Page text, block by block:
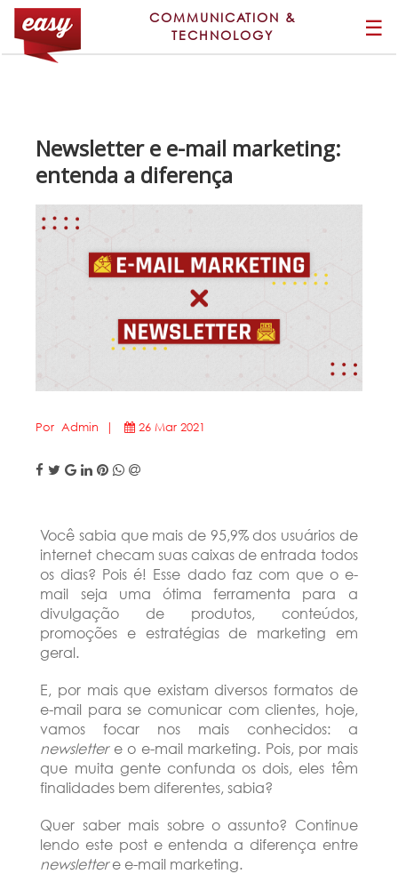
COMMUNICATION &
TECHNOLOGY
☰
Newsletter e e-mail marketing:
entenda a diferença
Por Admin | 26 Mar 2021
Você sabia que mais de 95,9% dos usuários de
internet checam suas caixas de entrada todos
os dias? Pois é! Esse dado faz com que o e-
mail seja uma ótima ferramenta para a
divulgação de produtos, conteúdos,
promoções e estratégias de marketing em
geral.
E, por mais que existam diversos formatos de
e-mail para se comunicar com clientes, hoje,
vamos focar nos mais conhecidos: a
newslettere o e-mail marketing. Pois, por mais
que muita gente confunda os dois, eles têm
finalidades bem diferentes, sabia?
Quer saber mais sobre o assunto? Continue
lendo este post e entenda a diferença entre
newslettere e-mail marketing.